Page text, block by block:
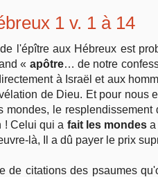
1 v. 1 à 14
de l'épître aux Hébreux est
« apôtre… de notre
à Israël et aux
de Dieu. Et pour nous
mondes, le
! Celui qui a fait les mondes a
là, Il a dû payer le prix
de citations des psaumes